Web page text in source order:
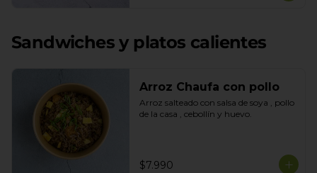
Sandwiches y platos calientes
Arroz Chaufa con pollo
Arroz salteado con salsa de soya , pollo
de la casa , cebollín y huevo.
$7.990